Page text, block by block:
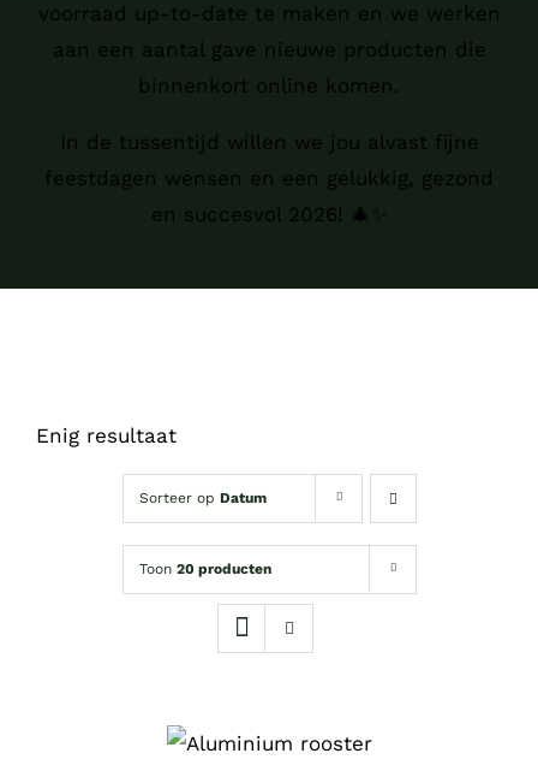
voorraad up-to-date te maken en we werken
aan een aantal gave nieuwe producten die
binnenkort online komen.
In de tussentijd willen we jou alvast fijne
feestdagen wensen en een gelukkig, gezond
en succesvol 2026! 🎄✨
Enig resultaat
Sorteer op Datum
Toon 20 producten
SELECTEREN DIT
/